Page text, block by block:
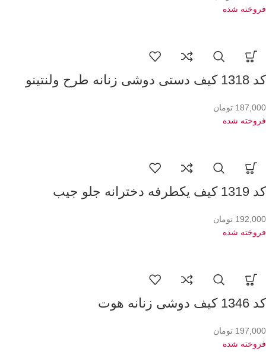
فروخته شده
کد 1318 کیف دستی دوشی زنانه طرح ولنتینو
187,000 تومان
فروخته شده
کد 1319 کیف یکطرفه دخترانه جلو جیب
192,000 تومان
فروخته شده
کد 1346 کیف دوشی زنانه هوت
197,000 تومان
فروخته شده